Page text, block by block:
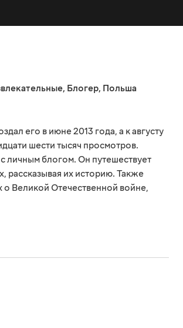
, Блогер, Польша
его в июне 2013 года, а к августу
шести тысяч просмотров.
личным блогом. Он путешествует
рассказывая их историю. Также
о Великой Отечественной войне,